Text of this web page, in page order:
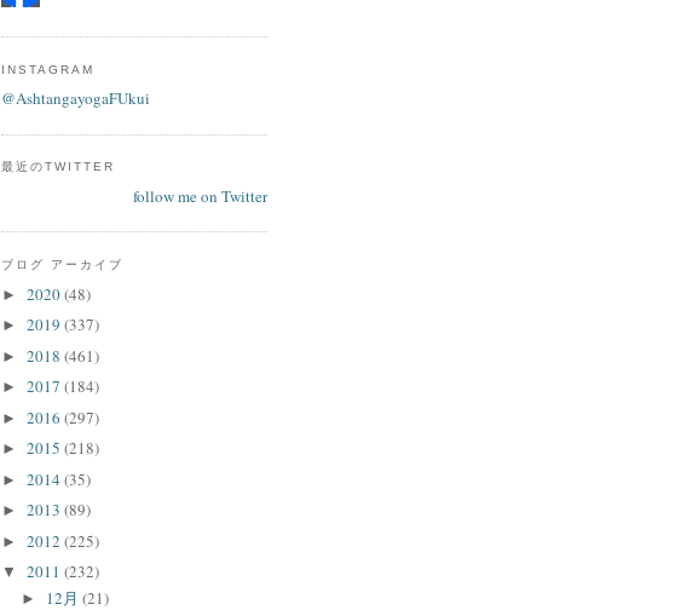
INSTAGRAM
@AshtangayogaFUkui
最近のTWITTER
follow me on Twitter
ブログ アーカイブ
► 2020(48)
► 2019 (337)
► 2018 (461)
► 2017 (184)
► 2016 (297)
► 2015 (218)
► 2014 (35)
► 2013 (89)
► 2012 (225)
▼ 2011 (232)
► 12月 (21)